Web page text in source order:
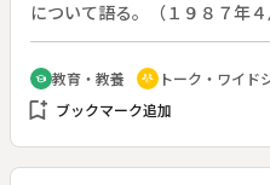
について語る。（１９８７年
日、全７８回。出演者の肩書
３回は東北大学教授・西澤潤一
school 教育・教養 adaptive_audio_mic トーク・ワイド
bookmark_add ブックマーク追加